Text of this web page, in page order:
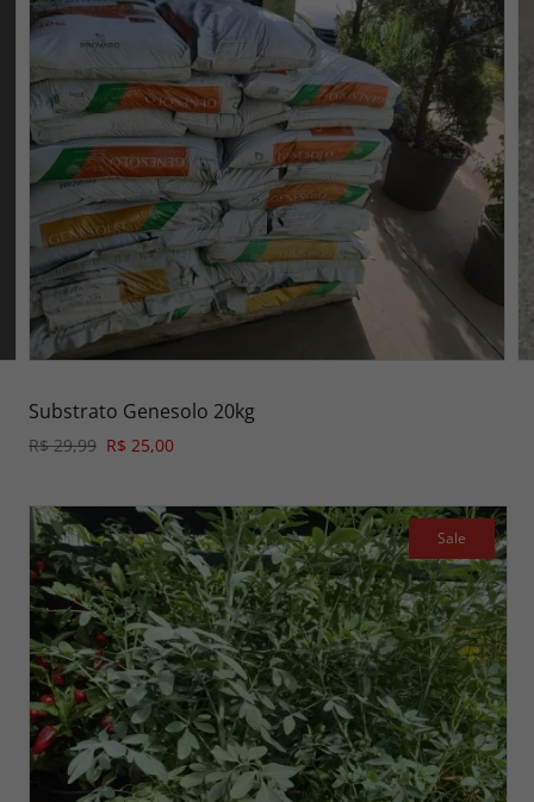
Substrato Genesolo 20kg
R$ 29,99 R$ 25,00
Sale